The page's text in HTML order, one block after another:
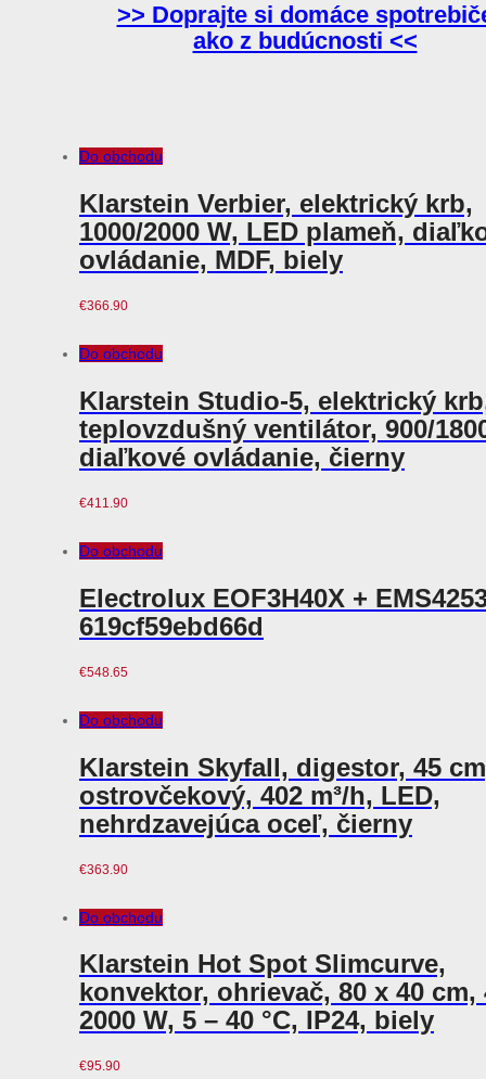
>> Doprajte si domáce
ako z budúcnosti <<
Do obchodu
Klarstein Verbier, elektrický krb,
1000/2000 W, LED plameň,
ovládanie, MDF, biely
€366.90
Do obchodu
Klarstein Studio-5, elektrický
teplovzdušný ventilátor, 900/
diaľkové ovládanie, čierny
€411.90
Do obchodu
Electrolux EOF3H40X +
619cf59ebd66d
€548.65
Do obchodu
Klarstein Skyfall, digestor, 45
ostrovčekový, 402 m³/h, LED,
nehrdzavejúca oceľ, čierny
€363.90
Do obchodu
Klarstein Hot Spot Slimcurve,
konvektor, ohrievač, 80 x 40 cm,
2000 W, 5 – 40 °C, IP24, biely
€95.90